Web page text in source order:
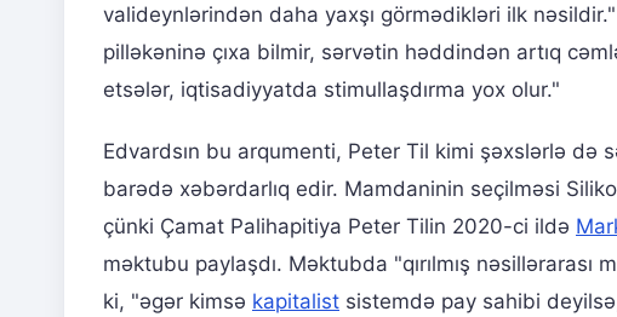
valideynlərindən daha yaxşı görmədikləri ilk
pilləkəninə çıxa bilmir, sərvətin həddindən artıq
etsələr, iqtisadiyyatda stimullaşdırma yox olur."
Edvardsın bu arqumenti, Peter Til kimi şəxslərlə də
barədə xəbərdarlıq edir. Mamdaninin seçilməsi
çünki Çamat Palihapitiya Peter Tilin 2020-ci ildə
məktubu paylaşdı. Məktubda "qırılmış nəsillərarası
ki, "əgər kimsə kapitalist sistemdə pay sahibi